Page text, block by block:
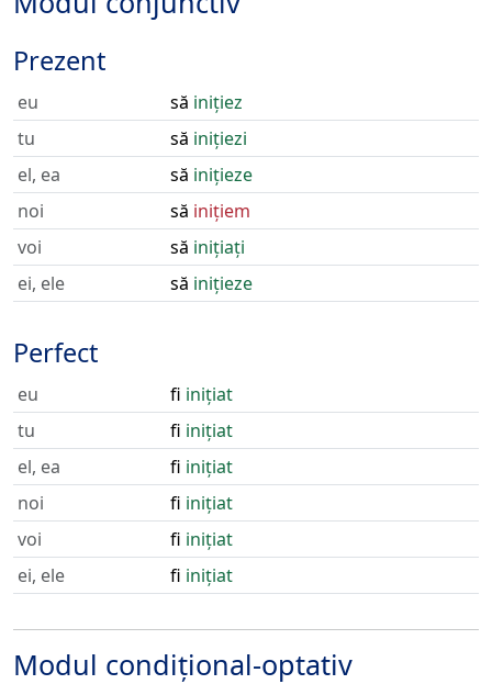
Prezent
eu să inițiez
tu
să inițiezi
el, ea
să inițieze
noi
să inițiem
voi
să inițiați
ei, ele
să inițieze
Perfect
eu fi inițiat
tu
fi inițiat
el, ea
fi inițiat
noi
fi inițiat
voi
fi inițiat
ei, ele
fi inițiat
Modul condițional-optativ